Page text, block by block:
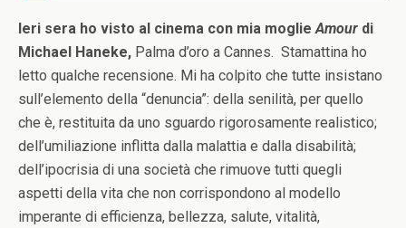
Ieri sera ho visto al cinema con mia moglieAmour di
Michael Haneke, Palma d’oro a Cannes. Stamattina ho
letto qualche recensione. Mi ha colpito che tutte insistano
sull’elemento della “denuncia”: della senilità, per quello
che è, restituita da uno sguardo rigorosamente realistico;
dell’umiliazione inflitta dalla malattia e dalla disabilità;
dell’ipocrisia di una società che rimuove tutti quegli
aspetti della vita che non corrispondono al modello
imperante di efficienza, bellezza, salute, vitalità,